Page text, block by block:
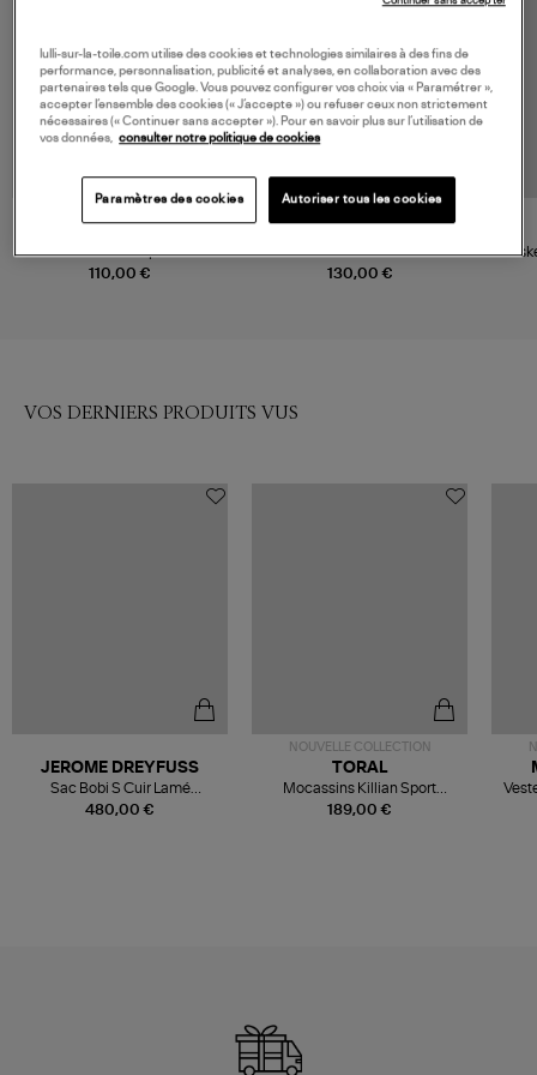
110,00 €
Baskets Handball Spezial Gris
Aluminium, Noir
130,00 €
Baskets Unisexe Stan Smith
Lux Clowhi Cwhite Green
VOS DERNIERS PRODUITS VUS
480,00 €
JEROME DREYFUSS
Sac Bobi S Cuir Lamé
Champagne
NOUVELLE COLLECTION
189,00 €
TORAL
Mocassins Killian Sport
Mousse
lulli-sur-la-toile.com utilise des cookies et technologies similaires à des fins de
performance, personnalisation, publicité et analyses, en collaboration avec des
partenaires tels que Google. Vous pouvez configurer vos choix via « Paramétrer »,
accepter l’ensemble des cookies (« J’accepte ») ou refuser ceux non strictement
nécessaires (« Continuer sans accepter »). Pour en savoir plus sur l’utilisation de
vos données, consulter notre politique de cookies
Paramètres des cookies Autoriser tous les cookies